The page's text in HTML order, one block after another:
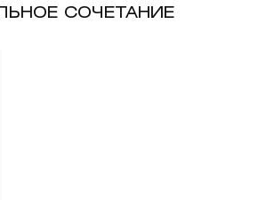
СОЧЕТАНИЕ